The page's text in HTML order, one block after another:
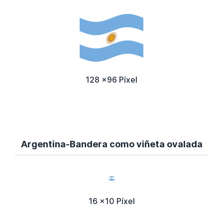
128 x96 Píxel
Argentina-Bandera como viñeta ovalada
16 x10 Píxel